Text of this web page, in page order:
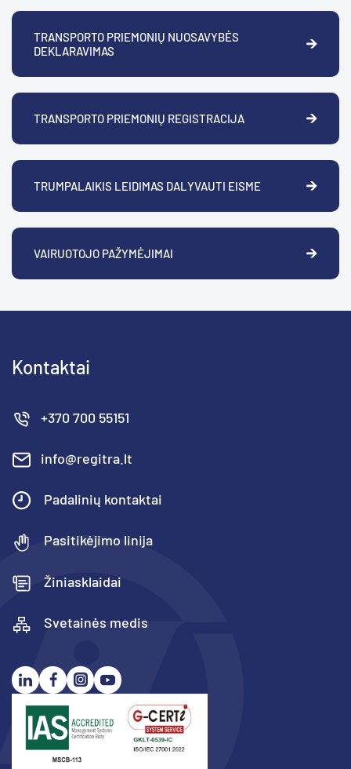
TRANSPORTO PRIEMONIŲ NUOSAVYBĖS
DEKLARAVIMAS
TRANSPORTO PRIEMONIŲ REGISTRACIJA
TRUMPALAIKIS LEIDIMAS DALYVAUTI EISME
VAIRUOTOJO PAŽYMĖJIMAI
Kontaktai
+370 700 55151
info@regitra.lt
Padalinių kontaktai
Pasitikėjimo linija
Žiniasklaidai
Svetainės medis